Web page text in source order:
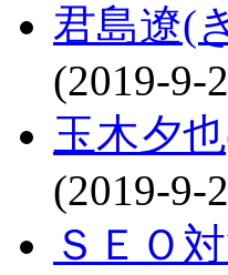
君島遼(
(2019-9-
玉木夕
(2019-9-
ＳＥＯ